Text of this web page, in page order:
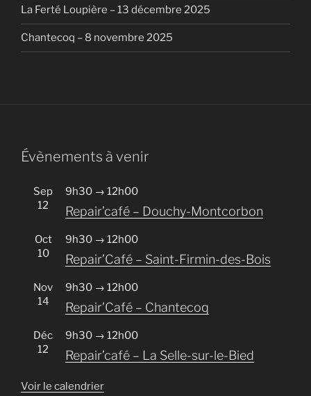
La Ferté Loupière – 13 décembre 2025
Chantecoq – 8 novembre 2025
Évènements à venir
Sep
12
9h30 → 12h00
Repair’café – Douchy-Montcorbon
Oct
10
9h30 → 12h00
Repair’Café – Saint-Firmin-des-Bois
Nov
14
9h30 → 12h00
Repair’Café – Chantecoq
Déc
12
9h30 → 12h00
Repair’café – La Selle-sur-le-Bied
Voir le calendrier